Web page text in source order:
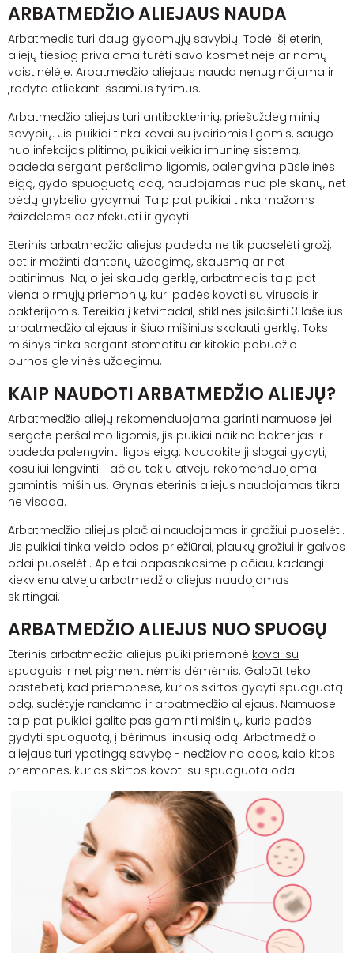
ARBATMEDŽIO ALIEJAUS NAUDA
Arbatmedis turi daug gydomųjų savybių. Todėl šį eterinį
aliejų tiesiog privaloma turėti savo kosmetinėje ar namų
vaistinėlėje. Arbatmedžio aliejaus nauda nenuginčijama ir
įrodyta atliekant išsamius tyrimus.
Arbatmedžio aliejus turi antibakterinių, priešuždegiminių
savybių. Jis puikiai tinka kovai su įvairiomis ligomis, saugo
nuo infekcijos plitimo, puikiai veikia imuninę sistemą,
padeda sergant peršalimo ligomis, palengvina pūslelinės
eigą, gydo spuoguotą odą, naudojamas nuo pleiskanų, net
pėdų grybelio gydymui. Taip pat puikiai tinka mažoms
žaizdelėms dezinfekuoti ir gydyti.
Eterinis arbatmedžio aliejus padeda ne tik puoselėti grožį,
bet ir mažinti dantenų uždegimą, skausmą ar net
patinimus. Na, o jei skaudą gerklę, arbatmedis taip pat
viena pirmųjų priemonių, kuri padės kovoti su virusais ir
bakterijomis. Tereikia į ketvirtadalį stiklinės įsilašinti 3 lašelius
arbatmedžio aliejaus ir šiuo mišinius skalauti gerklę. Toks
mišinys tinka sergant stomatitu ar kitokio pobūdžio
burnos gleivinės uždegimu.
KAIP NAUDOTI ARBATMEDŽIO ALIEJŲ?
Arbatmedžio aliejų rekomenduojama garinti namuose jei
sergate peršalimo ligomis, jis puikiai naikina bakterijas ir
padeda palengvinti ligos eigą. Naudokite jį slogai gydyti,
kosuliui lengvinti. Tačiau tokiu atveju rekomenduojama
gamintis mišinius. Grynas eterinis aliejus naudojamas tikrai
ne visada.
Arbatmedžio aliejus plačiai naudojamas ir grožiui puoselėti.
Jis puikiai tinka veido odos priežiūrai, plaukų grožiui ir galvos
odai puoselėti. Apie tai papasakosime plačiau, kadangi
kiekvienu atveju arbatmedžio aliejus naudojamas
skirtingai.
ARBATMEDŽIO ALIEJUS NUO SPUOGŲ
Eterinis arbatmedžio aliejus puiki priemonė kovai su
spuogais ir net pigmentinėmis dėmėmis. Galbūt teko
pastebėti, kad priemonėse, kurios skirtos gydyti spuoguotą
odą, sudėtyje randama ir arbatmedžio aliejaus. Namuose
taip pat puikiai galite pasigaminti mišinių, kurie padės
gydyti spuoguotą, į bėrimus linkusią odą. Arbatmedžio
aliejaus turi ypatingą savybę - nedžiovina odos, kaip kitos
priemonės, kurios skirtos kovoti su spuoguota oda.